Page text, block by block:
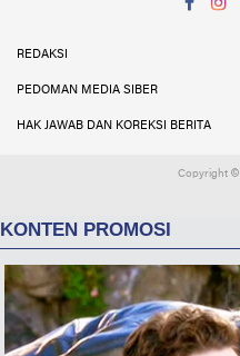
REDAKSI
PEDOMAN MEDIA SIBER
HAK JAWAB DAN KOREKSI BERITA
Copyright ©